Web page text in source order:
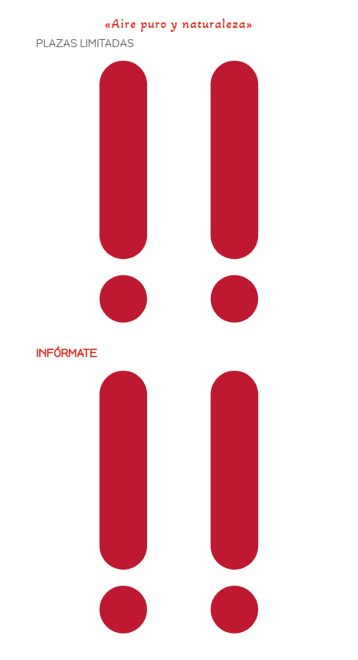
«Aire puro y naturaleza»
PLAZAS LIMITADAS
INFÓRMATE